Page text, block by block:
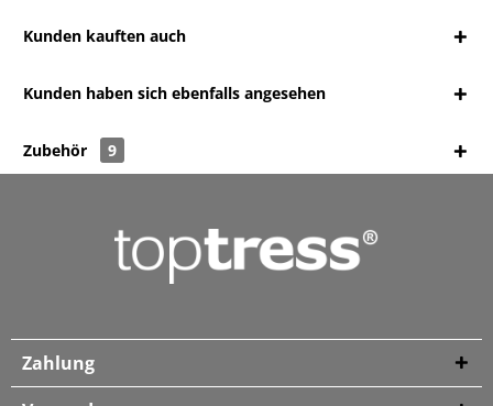
Kunden kauften auch
Kunden haben sich ebenfalls angesehen
Zubehör 9
Zahlung